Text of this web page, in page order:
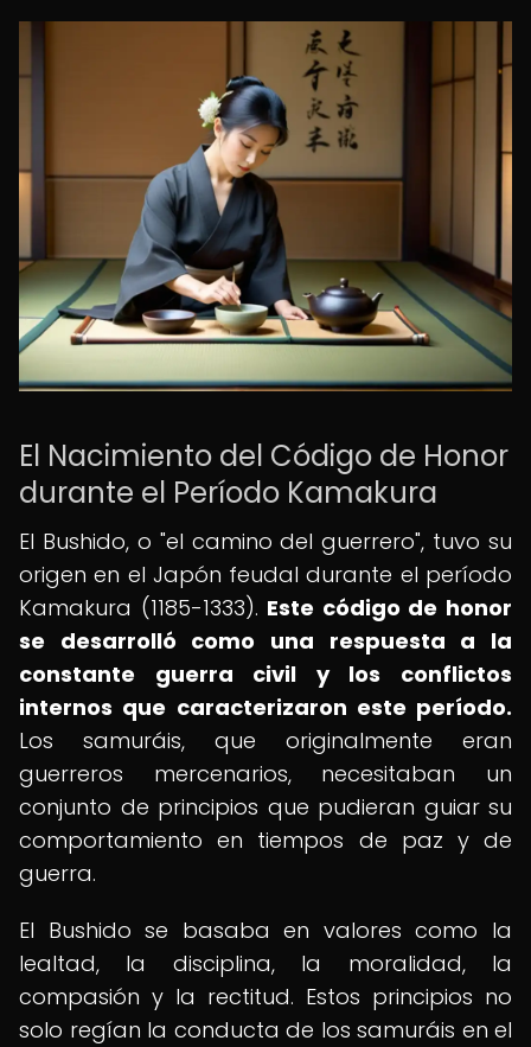
El Nacimiento del Código de Honor
durante el Período Kamakura
El Bushido, o "el camino del guerrero", tuvo su
origen en el Japón feudal durante el período
Kamakura (1185-1333). Este código de honor
se desarrolló como una respuesta a la
constante guerra civil y los conflictos
internos que caracterizaron este período.
Los samuráis, que originalmente eran
guerreros mercenarios, necesitaban un
conjunto de principios que pudieran guiar su
comportamiento en tiempos de paz y de
guerra.
El Bushido se basaba en valores como la
lealtad, la disciplina, la moralidad, la
compasión y la rectitud. Estos principios no
solo regían la conducta de los samuráis en el